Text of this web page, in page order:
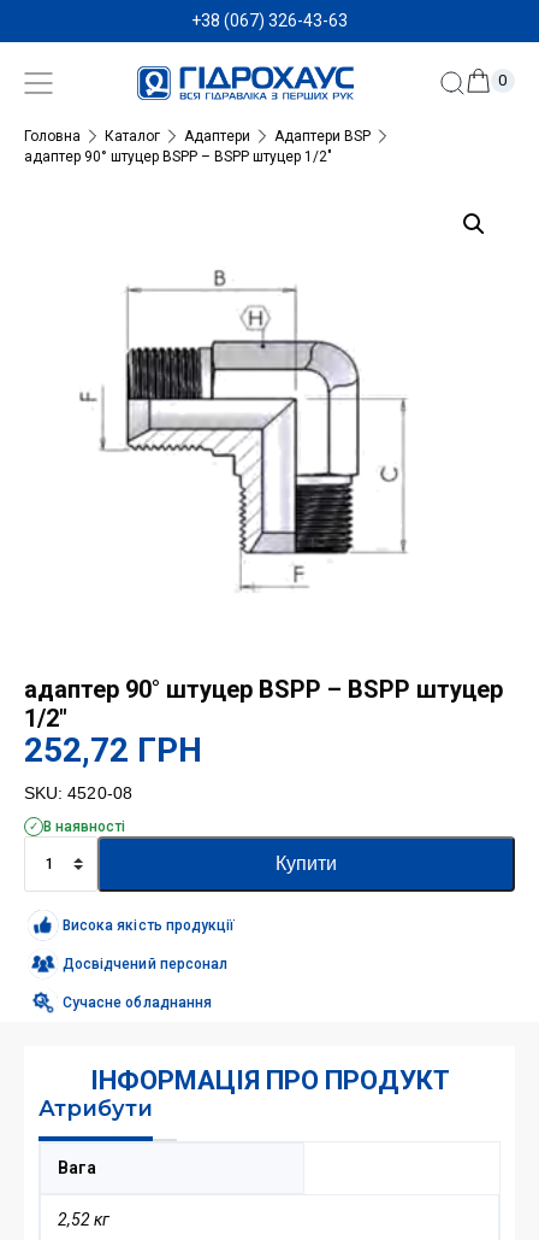
+38 (067) 326-43-63
0
Головна Каталог Адаптери
Адаптери BSP
адаптер 90° штуцер BSPP – BSPP штуцер 1/2″
адаптер 90° штуцер BSPP – BSPP штуцер
1/2″
252,72 ГРН
SKU: 4520-08
В наявності
90°
штуцер
BSPP
-
BSPP
штуцер
1/2"
Купити
Висока якість продукції
Досвідчений персонал
Сучасне обладнання
ІНФОРМАЦІЯ ПРО ПРОДУКТ
Атрибути
Вага
2,52 кг